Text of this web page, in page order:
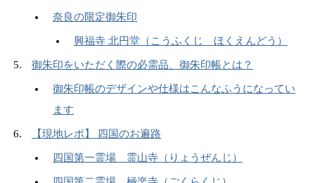
奈良の限定御朱印
興福寺 北円堂（こうふくじ ほくえんどう）
御朱印をいただく際の必需品、御朱印帳とは？
御朱印帳のデザインや仕様はこんなふうになってい
ます
【現地レポ】 四国のお遍路
四国第一霊場 霊山寺（りょうぜんじ）